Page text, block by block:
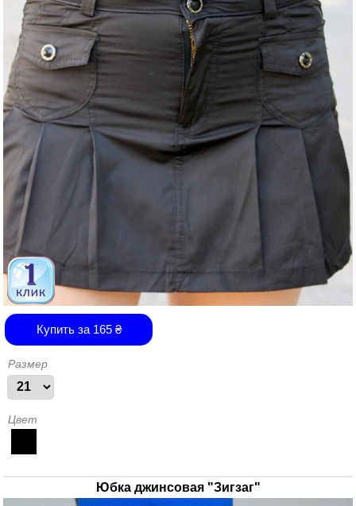
Купить за 165₴
Размер
Цвет
Юбка джинсовая "Зигзаг"